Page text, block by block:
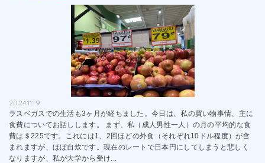
2024.11.19
ラスベガスでの生活も3ヶ月が経ちました。今日は、私の買い物事情、主に
食費についてお話しします。 まず、私（成人男性一人）の月の平均的な食
費は＄225です。これには1、2回ほどの外食（それぞれ10ドル程度）が含
まれますが、ほぼ自炊です。現在のレートで日本円にしてしまうと悲しく
なりますが、私が大学から受け...